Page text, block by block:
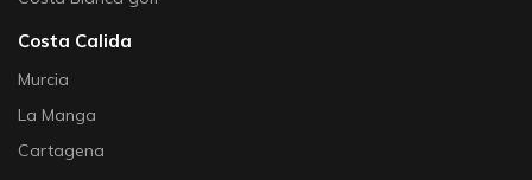
Costa Calida
Murcia
La Manga
Cartagena